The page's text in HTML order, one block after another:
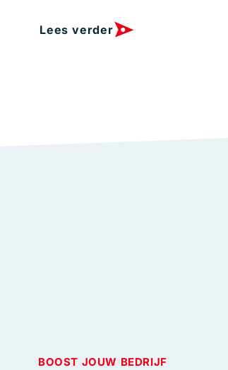
Lees verder
BOOST JOUW BEDRIJF